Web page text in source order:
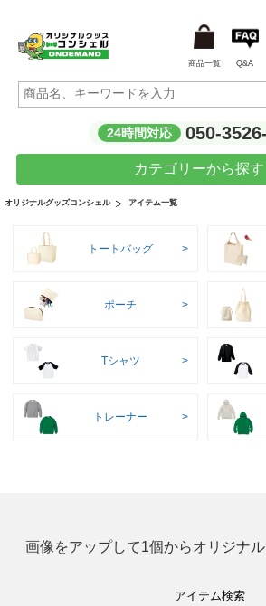
商品一覧 Q&A
24時間対応 050-
カテゴリーから探す
オリジナルグッズコンシェル アイテム一覧
トートバッグ
ポーチ
Tシャツ
トレーナー
画像をアップして1個からオリジナ
アイテム検索